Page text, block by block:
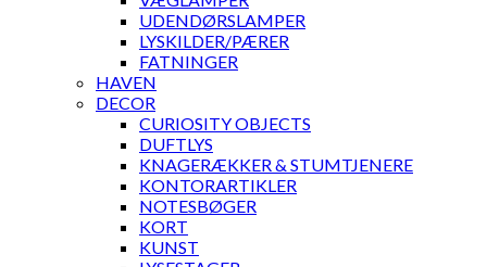
UDENDØRSLAMPER
LYSKILDER/PÆRER
FATNINGER
HAVEN
DECOR
CURIOSITY OBJECTS
DUFTLYS
KNAGERÆKKER & STUMTJENERE
KONTORARTIKLER
NOTESBØGER
KORT
KUNST